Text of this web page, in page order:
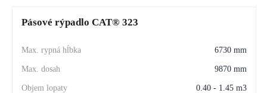
ovládanie, dotykový displej, vynikajúci výhľad.
kladivá, drviče či ďalšie pracovné nástroje.
Pásové rýpadlo CAT® 323
6730 mm
9870 mm
0.40 - 1.45 m3